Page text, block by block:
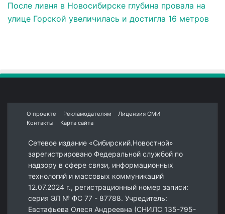
После ливня в Новосибирске глубина провала на
улице Горской увеличилась и достигла 16 метров
О проекте Рекламодателям
Лицензия СМИ
Контакты
Карта сайта
Сетевое издание «Сибирский.Новостной»
зарегистрировано Федеральной службой по
надзору в сфере связи, информационных
технологий и массовых коммуникаций
12.07.2024 г., регистрационный номер записи:
серия ЭЛ № ФС 77 - 87788. Учредитель:
Евстафьева Олеся Андреевна (СНИЛС 135-795-